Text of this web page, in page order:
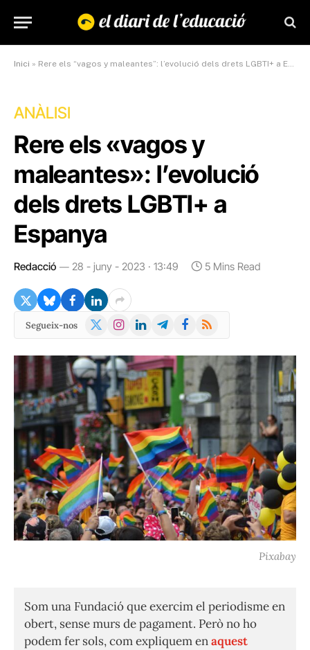
Inici » Rere els “vagos y maleantes”: l’evolució dels drets LGBTI+ a Espanya
ANÀLISI
Rere els «vagos y
maleantes»: l’evolució
dels drets LGBTI+ a
Espanya
Redacció 28 - juny - 2023 · 13:49 5 Mins Read
Segueix-nos
X
Instagram
LinkedInTelegramFacebook
RSS
Pixabay
Som una Fundació que exercim el periodisme en
obert, sense murs de pagament. Però no ho
podem fer sols, com expliquem enaquest